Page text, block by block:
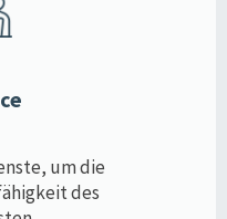
um die
des